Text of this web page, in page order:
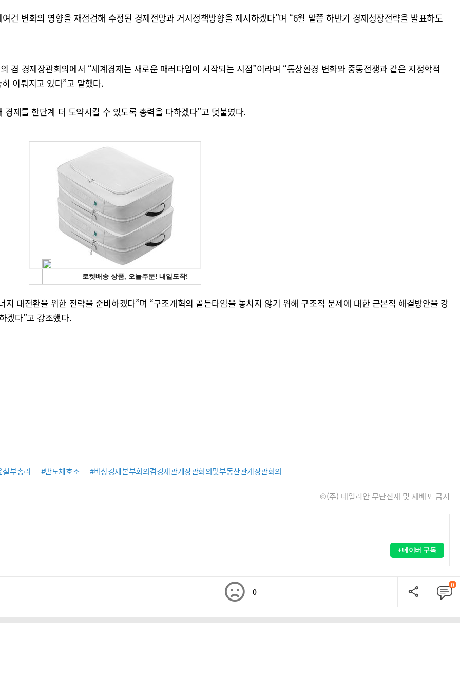
건 변화의 영향을 재점검해 수정된 경제전망과 거시정책방향을 제시하겠다”며 “6월 말쯤 하반기 경제성장전략을 발표하도
겸 경제장관회의에서 “세계경제는 새로운 패러다임이 시작되는 시점”이라며 “통상환경 변화와 중동전쟁과 같은 지정학적
이뤄지고 있다”고 말했다.
제를 한단계 더 도약시킬 수 있도록 총력을 다하겠다”고 덧붙였다.
대전환을 위한 전략을 준비하겠다”며 “구조개혁의 골든타임을 놓치지 않기 위해 구조적 문제에 대한 근본적 해결방안을 강
겠다”고 강조했다.
철부총리 #반도체호조 #비상경제본부회의겸경제관계장관회의및부동산관계장관회의
©(주) 데일리안 무단전재 및 재배포 금지
+네이버 구독
0
0